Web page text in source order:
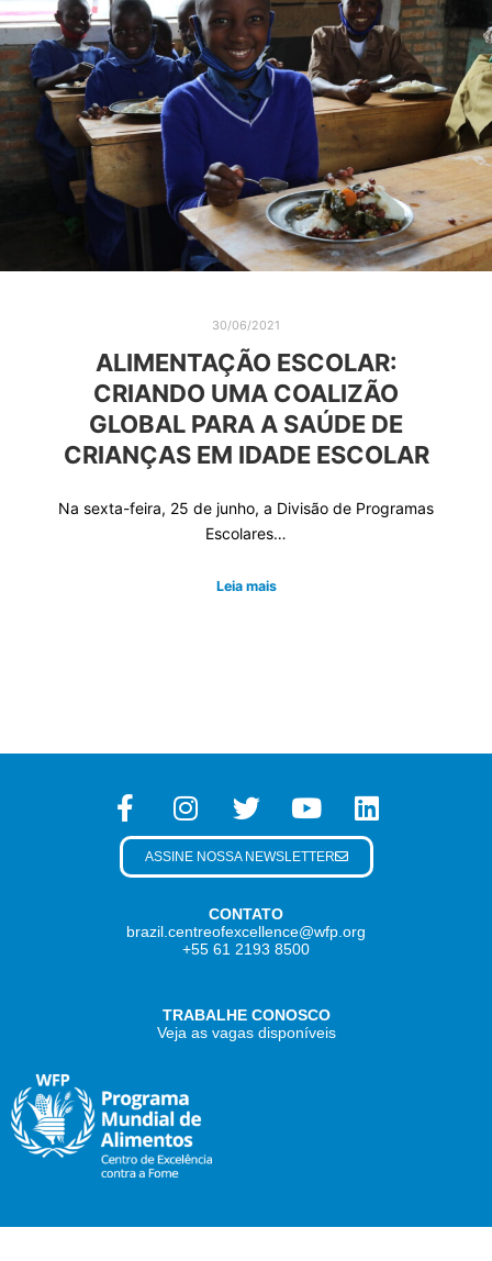
30/06/2021
ALIMENTAÇÃO ESCOLAR:
CRIANDO UMA COALIZÃO
GLOBAL PARA A SAÚDE DE
CRIANÇAS EM IDADE ESCOLAR
Na sexta-feira, 25 de junho, a Divisão de Programas
Escolares…
Leia mais
CONTATO
brazil.centreofexcellence@wfp.org
+55 61 2193 8500
TRABALHE CONOSCO
Veja as vagas disponíveis
ASSINE NOSSA NEWSLETTER